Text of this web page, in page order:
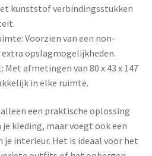
kunststof verbindingsstukken
Voorzien van een non-
extra opslagmogelijkheden.
afmetingen van 80 x 43 x 147
in elke ruimte.
een praktische oplossing
kleding, maar voegt ook een
interieur. Het is ideaal voor het